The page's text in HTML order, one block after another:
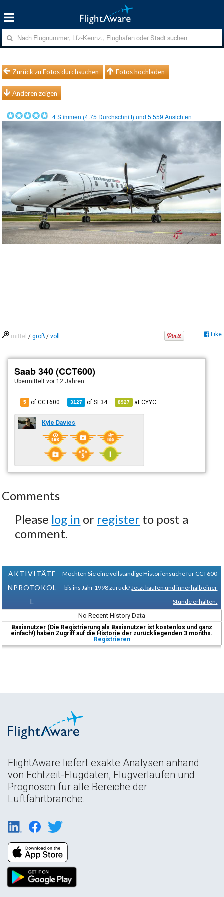
Zurück zu Fotos durchsuchen Fotos hochladen
Anderen zeigen
4Stimmen (4.75 Durchschnitt) und5.559 Ansichten
mittel /groß /voll Like
Saab 340 (CCT600)
Übermitteltvor 12 Jahren
5 of CCT600 3127 ofSF34 8927 atCYYC
Kyle Davies
Comments
Please log in or register to post a
comment.
AKTIVITÄTE
NPROTOKOL
L
Möchten Sie eine vollständige Historiensuche für CCT600
bis ins Jahr 1998 zurück? Jetzt kaufen und innerhalb einer
Stunde erhalten.
No Recent History Data
Basisnutzer (Die Registrierung als Basisnutzer ist kostenlos und ganz
einfach!) haben Zugriff auf die Historie der zurückliegenden 3 months.
Registrieren
FlightAware liefert exakte Analysen anhand
von Echtzeit-Flugdaten, Flugverläufen und
Prognosen für alle Bereiche der
Luftfahrtbranche.